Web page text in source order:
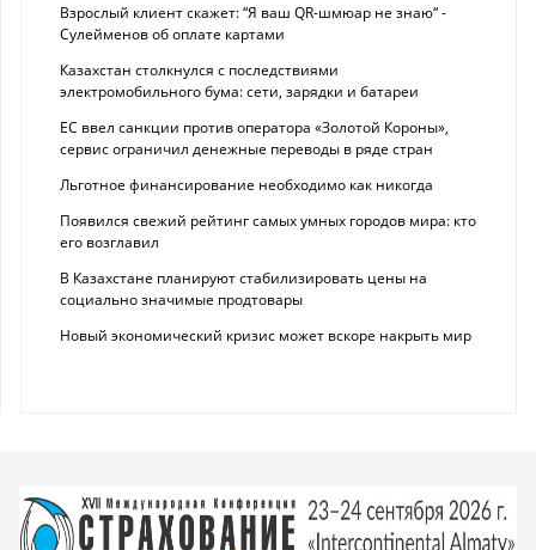
Взрослый клиент скажет: “Я ваш QR-шмюар не знаю“ -
Сулейменов об оплате картами
Казахстан столкнулся с последствиями
электромобильного бума: сети, зарядки и батареи
ЕС ввел санкции против оператора «Золотой Короны»,
сервис ограничил денежные переводы в ряде стран
Льготное финансирование необходимо как никогда
Появился свежий рейтинг самых умных городов мира: кто
его возглавил
В Казахстане планируют стабилизировать цены на
социально значимые продтовары
Новый экономический кризис может вскоре накрыть мир